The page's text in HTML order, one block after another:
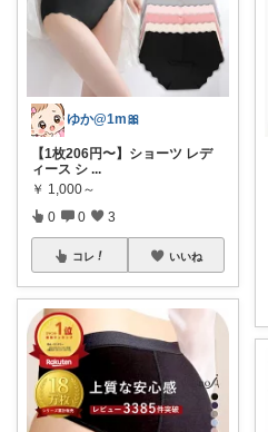
ゆか@1m🎀
【1枚206円〜】ショーツ レデ
ィース シ ...
￥ 1,000～
0 0 3
コレ いいね